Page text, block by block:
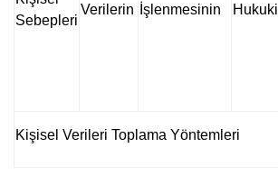
Sebepleri
Verilerin İşlenmesinin Hukuki
Kişisel Verileri Toplama Yöntemleri